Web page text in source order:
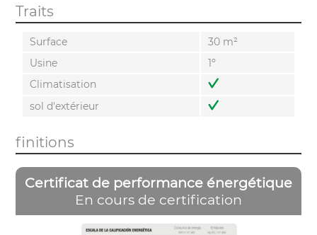
Traits
Surface
30 m²
Usine
1º
Climatisation
sol d'extérieur
finitions
Certificat de performance énergétique
En cours de certification